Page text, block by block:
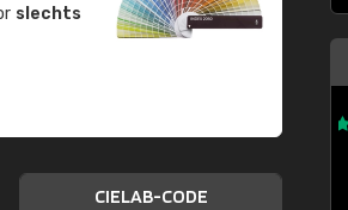
slechts
CIELAB-CODE
snelle service en zeer betaalbaar!"